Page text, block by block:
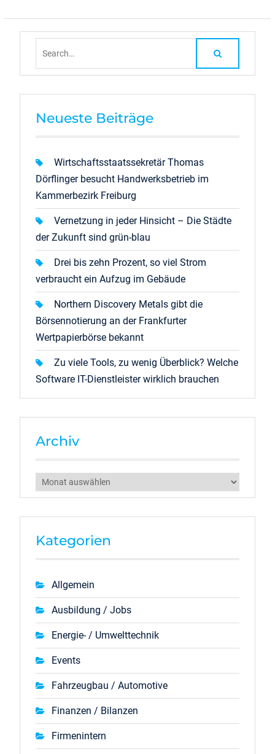
Neueste Beiträge
Wirtschaftsstaatssekretär Thomas
Dörflinger besucht Handwerksbetrieb im
Kammerbezirk Freiburg
Vernetzung in jeder Hinsicht – Die Städte
der Zukunft sind grün-blau
Drei bis zehn Prozent, so viel Strom
verbraucht ein Aufzug im Gebäude
Northern Discovery Metals gibt die
Börsennotierung an der Frankfurter
Wertpapierbörse bekannt
Zu viele Tools, zu wenig Überblick? Welche
Software IT-Dienstleister wirklich brauchen
Archiv
Archiv
Kategorien
Allgemein
Ausbildung / Jobs
Energie- / Umwelttechnik
Events
Fahrzeugbau / Automotive
Finanzen / Bilanzen
Firmenintern